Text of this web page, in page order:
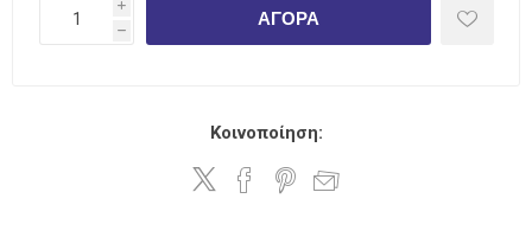
i
h
ΑΓΟΡΆ
Κοινοποίηση: